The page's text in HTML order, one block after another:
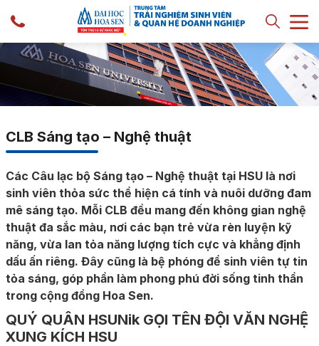
CLB Sáng tạo – Nghệ thuật
Các Câu lạc bộ Sáng tạo – Nghệ thuật tại HSU là nơi
sinh viên thỏa sức thể hiện cá tính và nuôi dưỡng đam
mê sáng tạo. Mỗi CLB đều mang đến không gian nghệ
thuật đa sắc màu, nơi các bạn trẻ vừa rèn luyện kỹ
năng, vừa lan tỏa năng lượng tích cực và khẳng định
dấu ấn riêng. Đây cũng là bệ phóng để sinh viên tự tin
tỏa sáng, góp phần làm phong phú đời sống tinh thần
trong cộng đồng Hoa Sen.
QUÝ QUÂN HSUNik GỌI TÊN ĐỘI VĂN NGHỆ
XUNG KÍCH HSU